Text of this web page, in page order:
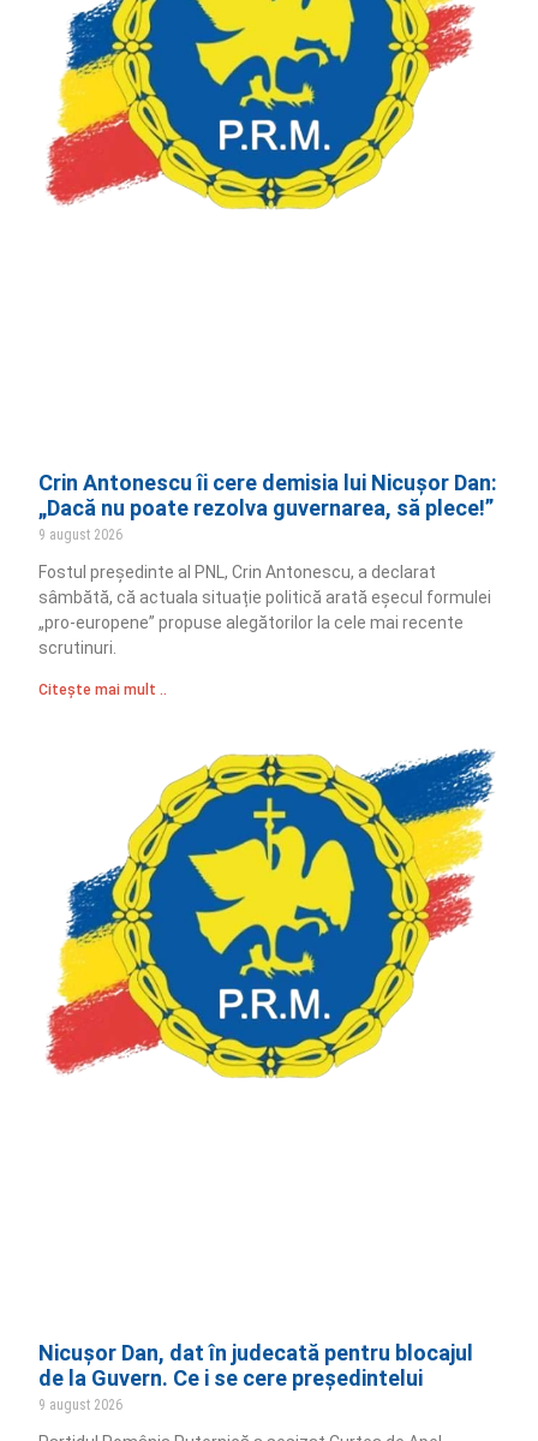
Crin Antonescu îi cere demisia lui Nicușor Dan:
„Dacă nu poate rezolva guvernarea, să plece!”
9 august 2026
Fostul președinte al PNL, Crin Antonescu, a declarat
sâmbătă, că actuala situație politică arată eșecul formulei
„pro-europene” propuse alegătorilor la cele mai recente
scrutinuri.
Citește mai mult ..
Nicușor Dan, dat în judecată pentru blocajul
de la Guvern. Ce i se cere președintelui
9 august 2026